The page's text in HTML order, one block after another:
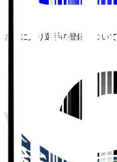
お気に入り選手の登録について